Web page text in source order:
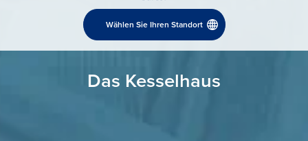
Wählen Sie Ihren Standort
Das Kesselhaus